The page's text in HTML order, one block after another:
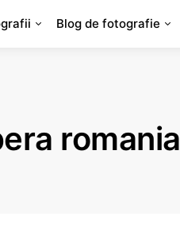
Blog de fotografie
romania